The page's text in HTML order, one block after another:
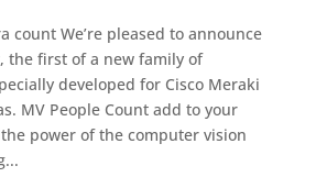
count We’re pleased to announce
the first of a new family of
developed for Cisco Meraki
MV People Count add to your
power of the computer vision